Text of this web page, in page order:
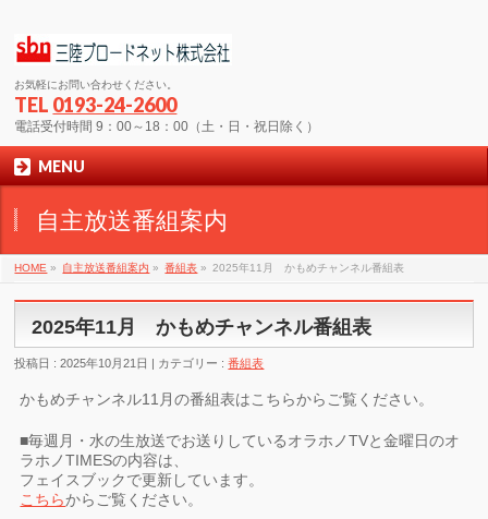
お気軽にお問い合わせください。
TEL 0193-24-2600
電話受付時間 9：00～18：00（土・日・祝日除く）
MENU
自主放送番組案内
HOME » 自主放送番組案内 » 番組表 » 2025年11月 かもめチャンネル番組表
2025年11月 かもめチャンネル番組表
投稿日 : 2025年10月21日 カテゴリー :番組表
かもめチャンネル11月の番組表はこちらからご覧ください。
■毎週月・水の生放送でお送りしているオラホノTVと金曜日のオ
ラホノTIMESの内容は、
フェイスブックで更新しています。
こちらからご覧ください。